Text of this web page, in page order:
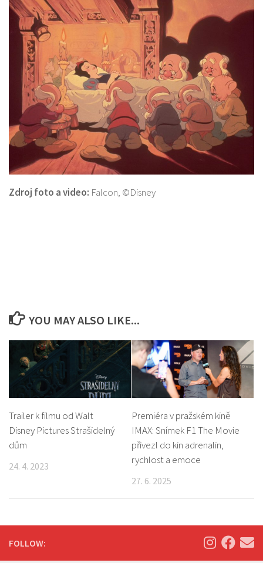
Zdroj foto a video: Falcon, ©Disney
YOU MAY ALSO LIKE...
Trailer k filmu od Walt
Disney Pictures Strašidelný
dům
24. 4. 2023
Premiéra v pražském kině
IMAX: Snímek F1 The Movie
přivezl do kin adrenalin,
rychlost a emoce
27. 6. 2025
FOLLOW: